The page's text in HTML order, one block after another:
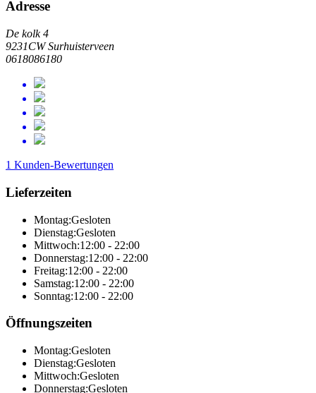
Adresse
De kolk 4
9231CW Surhuisterveen
0618086180
1 Kunden-Bewertungen
Lieferzeiten
Montag:Gesloten
Dienstag:Gesloten
Mittwoch:12:00 - 22:00
Donnerstag:12:00 - 22:00
Freitag:12:00 - 22:00
Samstag:12:00 - 22:00
Sonntag:12:00 - 22:00
Öffnungszeiten
Montag:Gesloten
Dienstag:Gesloten
Mittwoch:Gesloten
Donnerstag:Gesloten